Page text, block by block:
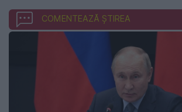
COMENTEAZĂ ȘTIREA